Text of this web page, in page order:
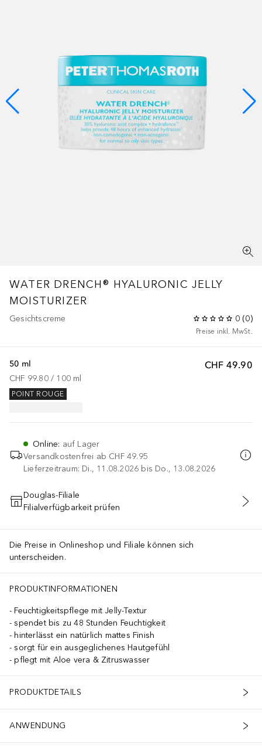
WATER DRENCH® HYALURONIC JELLY
MOISTURIZER
Gesichtscreme 0 (0)
Preise inkl. MwSt.
CHF 49.90
50 ml
CHF 99.80 / 100 ml
POINT ROUGE
Online: auf Lager
Versandkostenfrei ab CHF 49.95
Lieferzeitraum: Di., 11.08.2026 bis Do., 13.08.2026
IN DEN WARENKORB
Douglas-Filiale
Filialverfügbarkeit prüfen
Die Preise in Onlineshop und Filiale können sich
unterscheiden.
PRODUKTINFORMATIONEN
Feuchtigkeitspflege mit Jelly-Textur
spendet bis zu 48 Stunden Feuchtigkeit
hinterlässt ein natürlich mattes Finish
sorgt für ein ausgeglichenes Hautgefühl
pflegt mit Aloe vera & Zitruswasser
PRODUKTDETAILS
ANWENDUNG